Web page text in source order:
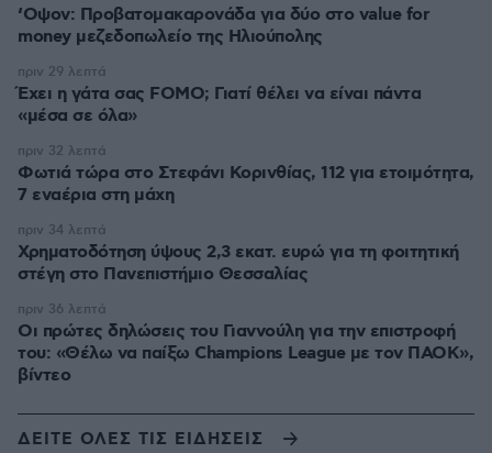
‘Οψον: Προβατομακαρονάδα για δύο στο value for
money μεζεδοπωλείο της Ηλιούπολης
Έχει η γάτα σας FOMO; Γιατί θέλει να είναι πάντα
«μέσα σε όλα»
πριν 29 λεπτά
Φωτιά τώρα στο Στεφάνι Κορινθίας, 112 για ετοιμότητα,
7 εναέρια στη μάχη
πριν 32 λεπτά
Χρηματοδότηση ύψους 2,3 εκατ. ευρώ για τη φοιτητική
στέγη στο Πανεπιστήμιο Θεσσαλίας
πριν 34 λεπτά
Οι πρώτες δηλώσεις του Γιαννούλη για την επιστροφή
του: «Θέλω να παίξω Champions League με τον ΠΑΟΚ»,
βίντεο
πριν 36 λεπτά
ΔΕΙΤΕ ΟΛΕΣ ΤΙΣ ΕΙΔΗΣΕΙΣ